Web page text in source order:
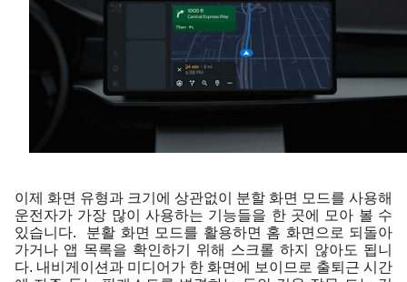
이제 화면 유형과 크기에 상관없이 분할 화면 모드를 사용해
운전자가 가장 많이 사용하는 기능들을 한 곳에 모아 볼 수
있습니다.  분활 화면 모드를 활용하면 홈 화면으로 되돌아
가거나 앱 목록을 확인하기 위해 스크롤 하지 않아도 됩니
다. 내비게이션과 미디어가 한 화면에 보이므로 출퇴근 시간